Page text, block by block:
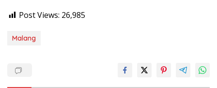
Post Views: 26,985
Malang